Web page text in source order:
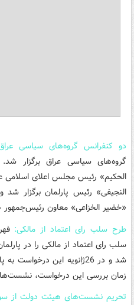
دو کنفرانس گروه‌های سیاسی
گروه‌های سیاسی عراق برگزار
الحکیم» رئیس مجلس اعلای اسلامی
النجیفی» رئیس پارلمان برگزار
«خضیر الخزاعی» معاون
طرح سلب رای اعتماد از مالکی:
سلب رای اعتماد از مالکی را در
شد و در 26ژانویه این
زمان بررسی این درخواست،
تحریم نشست‌های هیئت دولت از